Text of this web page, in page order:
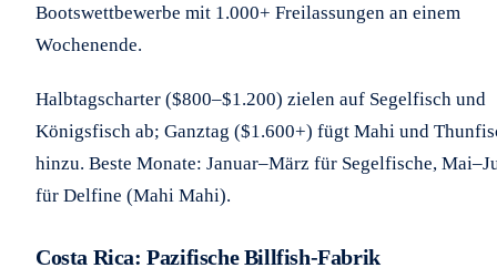
Bootswettbewerbe mit 1.000+ Freilassungen an einem
Wochenende.
Halbtagscharter ($800–$1.200) zielen auf Segelfisch und
Königsfisch ab; Ganztag ($1.600+) fügt Mahi und
hinzu. Beste Monate: Januar–März für Segelfische,
für Delfine (Mahi Mahi).
Costa Rica: Pazifische Billfish-Fabrik